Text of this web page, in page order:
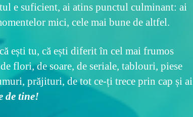
e suficient, ai atins punctul culminant: ai
mici, cele mai bune de altfel.
ești tu, că ești diferit în cel mai frumos
flori, de soare, de seriale, tablouri, piese
prăjituri, de tot ce-ți trece prin cap și ai
de tine!